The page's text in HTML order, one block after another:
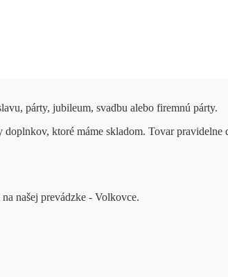
párty, jubileum, svadbu alebo firemnú párty.
ktoré máme skladom. Tovar pravidelne
našej prevádzke - Volkovce.